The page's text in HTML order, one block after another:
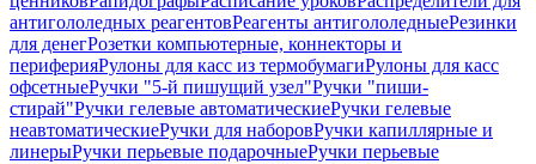
антигололедных реагентовРеагенты антигололедныеРезинки
для денегРозетки компьютерные, коннекторы и
периферияРулоны для касс из термобумагиРулоны для касс
офсетныеРучки "5-й пишущий узел"Ручки "пиши-
стирай"Ручки гелевые автоматическиеРучки гелевые
неавтоматическиеРучки для наборовРучки капиллярные и
линерыРучки перьевые подарочныеРучки перьевые